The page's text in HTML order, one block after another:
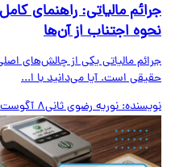
مالیاتی: راهنمای کامل
اجتناب از آن‌ها
مالیاتی یکی از چالش‌های اصلی
است. آیا می‌دانید با ا...
نوریه رضوی ثانی8 آگوست 2026